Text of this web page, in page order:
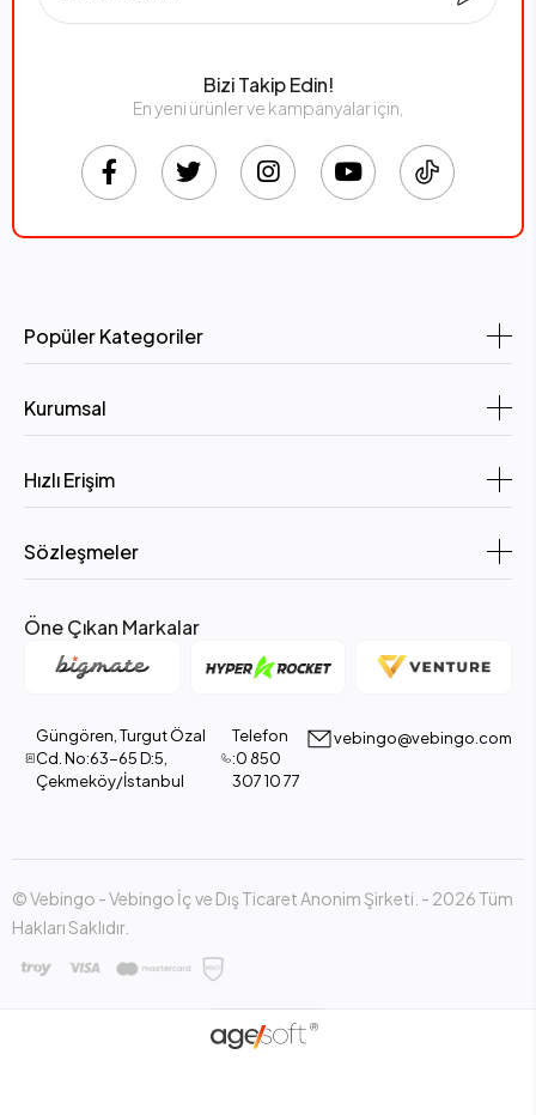
Bizi Takip Edin!
En yeni ürünler ve kampanyalar için,
Popüler Kategoriler
Kurumsal
Hızlı Erişim
Sözleşmeler
Öne Çıkan Markalar
Güngören, Turgut Özal
Cd. No:63-65 D:5,
Çekmeköy/İstanbul
Telefon
:0 850
307 10 77
vebingo@vebingo.com
© Vebingo - Vebingo İç ve Dış Ticaret Anonim Şirketi. - 2026 Tüm
Hakları Saklıdır.